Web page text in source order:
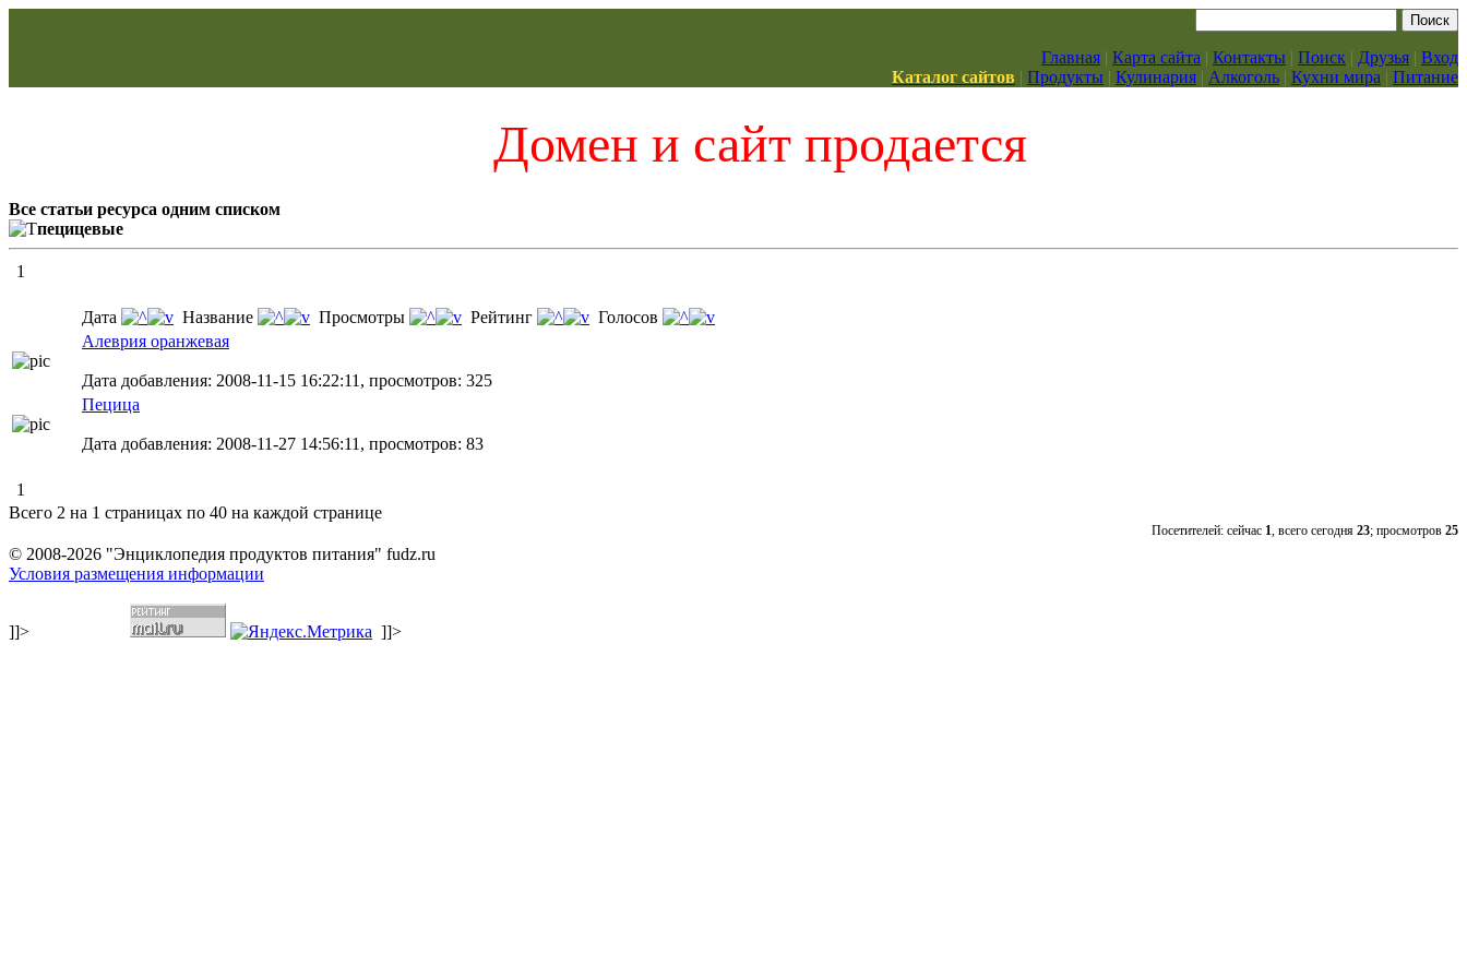
Главная | Карта сайта | Контакты | Поиск | Друзья | Вход
Каталог сайтов | Продукты | Кулинария | Алкоголь | Кухни мира | Питание
Домен и сайт продается
Все статьи ресурса одним списком
пецицевые
1
Дата Название Просмотры Рейтинг
Голосов
Алеврия оранжевая
Дата добавления: 2008-11-15 16:22:11, просмотров: 325
Пецица
Дата добавления: 2008-11-27 14:56:11, просмотров: 83
1
Всего 2 на 1 страницах по 40 на каждой странице
Посетителей: сейчас 1, всего сегодня 23; просмотров 25
© 2008-2026 "Энциклопедия продуктов питания" fudz.ru
Условия размещения информации
]]> ]]>